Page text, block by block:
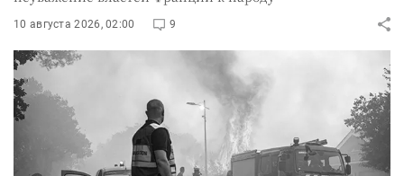
10 августа 2026, 02:00 9